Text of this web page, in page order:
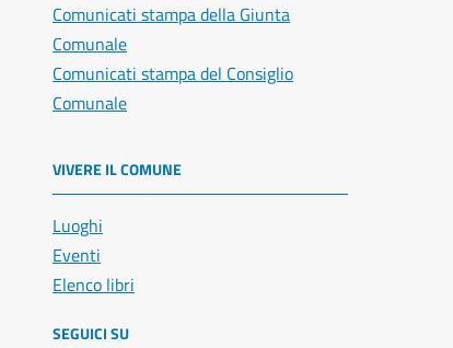
Comunicati stampa della Giunta
Comunale
Comunicati stampa del Consiglio
Comunale
VIVERE IL COMUNE
Luoghi
Eventi
Elenco libri
SEGUICI SU